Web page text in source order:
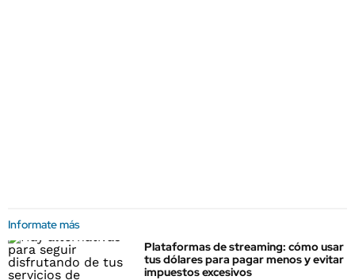
Informate más
Plataformas de streaming: cómo usar
tus dólares para pagar menos y evitar
impuestos excesivos